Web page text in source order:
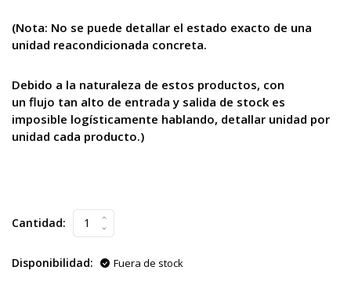
(Nota: No se puede detallar el estado exacto de una
unidad reacondicionada concreta.
Debido a la naturaleza de estos productos, con
un flujo tan alto de entrada y salida de stock es
imposible logísticamente hablando, detallar unidad por
unidad cada producto.)
Cantidad:
Disponibilidad: Fuera de stock